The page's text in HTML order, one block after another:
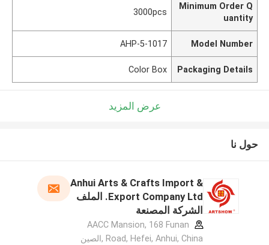
Minimum Order Q
uantity
3000pcs
Model Number
AHP-5-1017
Packaging Details
Color Box
عرض المزيد
حول نا
Anhui Arts & Crafts Import &
Export Company Ltd. الملف
الشركة المصنعة
AACC Mansion, 168 Funan
Road, Hefei, Anhui, China ,الصين